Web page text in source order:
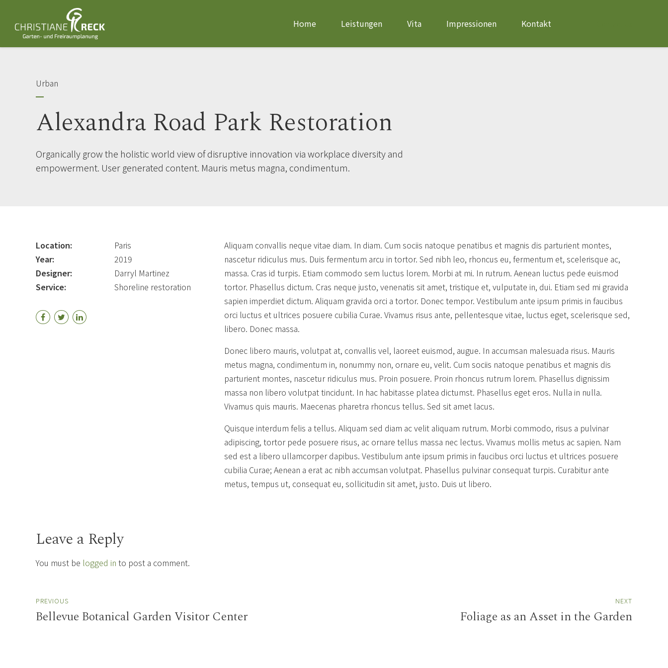
Home Leistungen Vita Impressionen Kontakt
Urban
Alexandra Road Park Restoration
Organically grow the holistic world view of disruptive innovation via workplace diversity and
empowerment. User generated content. Mauris metus magna, condimentum.
Location:
Paris
Year:
2019
Designer:
Darryl Martinez
Service:
Shoreline restoration
Aliquam convallis neque vitae diam. In diam. Cum sociis natoque penatibus et magnis dis parturient montes,
nascetur ridiculus mus. Duis fermentum arcu in tortor. Sed nibh leo, rhoncus eu, fermentum et, scelerisque ac,
massa. Cras id turpis. Etiam commodo sem luctus lorem. Morbi at mi. In rutrum. Aenean luctus pede euismod
tortor. Phasellus dictum. Cras neque justo, venenatis sit amet, tristique et, vulputate in, dui. Etiam sed mi gravida
sapien imperdiet dictum. Aliquam gravida orci a tortor. Donec tempor. Vestibulum ante ipsum primis in faucibus
orci luctus et ultrices posuere cubilia Curae. Vivamus risus ante, pellentesque vitae, luctus eget, scelerisque sed,
libero. Donec massa.
Donec libero mauris, volutpat at, convallis vel, laoreet euismod, augue. In accumsan malesuada risus. Mauris
metus magna, condimentum in, nonummy non, ornare eu, velit. Cum sociis natoque penatibus et magnis dis
parturient montes, nascetur ridiculus mus. Proin posuere. Proin rhoncus rutrum lorem. Phasellus dignissim
massa non libero volutpat tincidunt. In hac habitasse platea dictumst. Phasellus eget eros. Nulla in nulla.
Vivamus quis mauris. Maecenas pharetra rhoncus tellus. Sed sit amet lacus.
Quisque interdum felis a tellus. Aliquam sed diam ac velit aliquam rutrum. Morbi commodo, risus a pulvinar
adipiscing, tortor pede posuere risus, ac ornare tellus massa nec lectus. Vivamus mollis metus ac sapien. Nam
sed est a libero ullamcorper dapibus. Vestibulum ante ipsum primis in faucibus orci luctus et ultrices posuere
cubilia Curae; Aenean a erat ac nibh accumsan volutpat. Phasellus pulvinar consequat turpis. Curabitur ante
metus, tempus ut, consequat eu, sollicitudin sit amet, justo. Duis ut libero.
Leave a Reply
You must be logged in to post a comment.
PREVIOUS
Bellevue Botanical Garden Visitor Center
NEXT
Foliage as an Asset in the Garden